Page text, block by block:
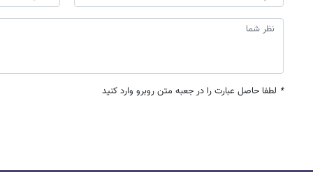
* لطفا حاصل عبارت را در جعبه متن روبرو وارد کنید